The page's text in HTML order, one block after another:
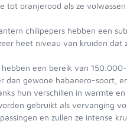
tot oranjerood als ze volwassen
chilipepers hebben een
heet niveau van kruiden dat
hebben een bereik van
dan gewone habanero-soort,
hun verschillen in warmte
gebruikt als vervanging
en zullen ze intense